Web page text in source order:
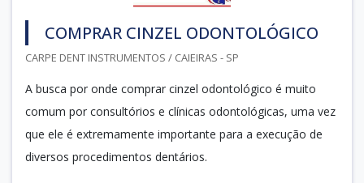
COMPRAR CINZEL ODONTOLÓGICO
CARPE DENT INSTRUMENTOS / CAIEIRAS - SP
A busca por onde comprar cinzel odontológico é muito
comum por consultórios e clínicas odontológicas, uma vez
que ele é extremamente importante para a execução de
diversos procedimentos dentários.